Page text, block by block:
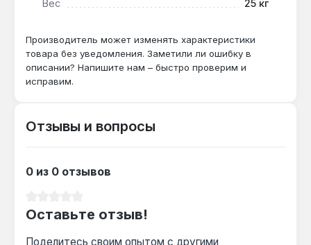
доставка по Украине.
Подходит ли для котла мощностью 24
кВт?
питание для котла с насосом и автоматикой.
Как часто нужно обслуживать
перегрузки и перегрева — достаточно
визуального осмотра раз в год, без замены
Вес 25 кг
Производитель может изменять характеристики
товара без уведомления. Заметили ли ошибку в
описании? Напишите нам – быстро проверим и
исправим.
Отзывы и вопросы
0 из 0 отзывов
Оставьте отзыв!
Поделитесь своим опытом с другими